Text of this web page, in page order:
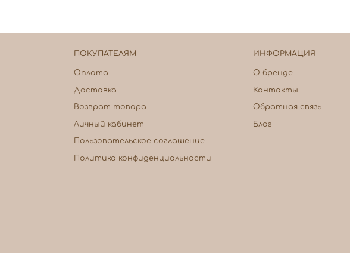
ПОКУПАТЕЛЯМ
Оплата
Доставка
Возврат товара
Личный кабинет
Пользовательское соглашение
Политика конфиденциальности
ИНФОРМАЦИЯ
О бренде
Контакты
Обратная связь
Блог